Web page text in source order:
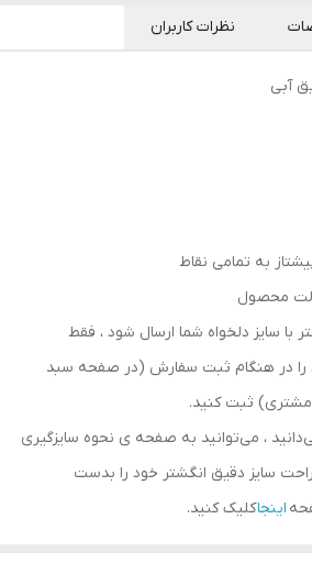
نظرات کاربران
آبی
به تمامی نقاط
محصول
با سایز دلخواه شما ارسال شود ، فقط
را در هنگام ثبت سفارش (در صفحه سبد
ثبت کنید.
، می‌توانید به صفحه ی نحوه سایزگیری
سایز دقیق انگشتر خود را بدست
اینجاکلیک کنید.